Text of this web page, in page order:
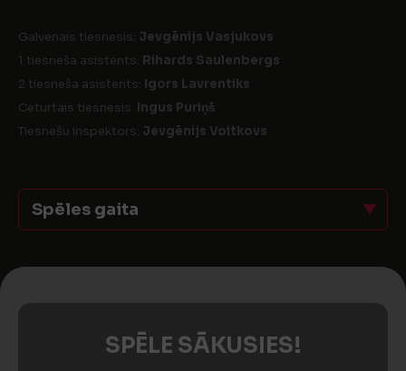
Galvenais tiesnesis: Jevgēnijs Vasjukovs
1 tiesneša asistents: Rihards Saulenbergs
2 tiesneša asistents: Igors Lavrentiks
Ceturtais tiesnesis: Ingus Puriņš
Tiesnešu inspektors: Jevgēnijs Voitkovs
Spēles gaita
SPĒLE SĀKUSIES!